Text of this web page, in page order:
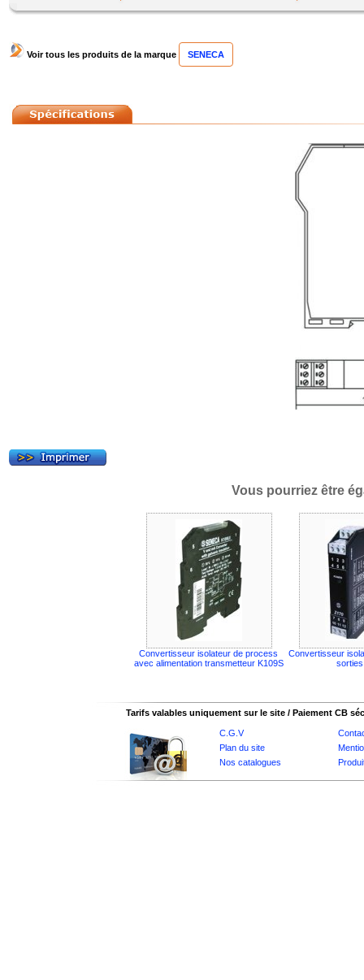
Voir tous les produits de la marque SENECA
Vous pourriez être
Convertisseur isolateur de process
avec alimentation transmetteur K109S
Convertisseur
Tarifs valables uniquement sur le site / Paiement CB
C.G.V
Plan du site
Nos catalogues